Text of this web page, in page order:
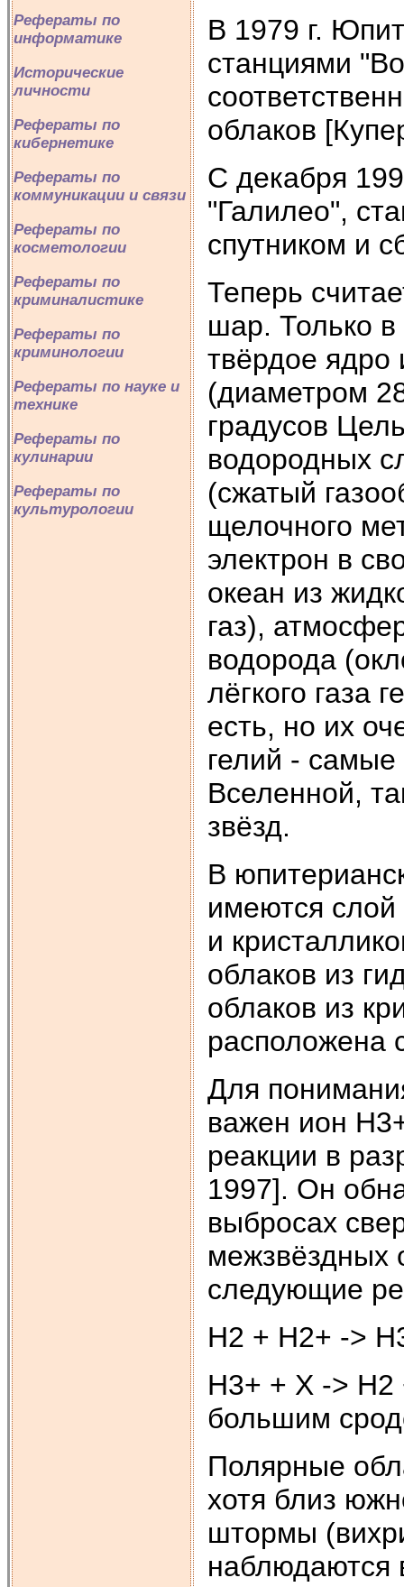
Рефераты по
информатике
Исторические
личности
Рефераты по
кибернетике
Рефераты по
коммуникации и связи
Рефераты по
косметологии
Рефераты по
криминалистике
Рефераты по
криминологии
Рефераты по науке и
технике
Рефераты по
кулинарии
Рефераты по
культурологии
В 1979 г.
станциями
облаков
С декабря
"Галилео",
спутником и
Теперь
шар. Только
твёрдое ядро
(диаметром
градусов
водородных
(сжатый
щелочного
электрон в
океан из
газ),
водорода
лёгкого газа
есть, но их
гелий -
Вселенной,
звёзд.
В
имеются слой
и
облаков из
облаков из
расположена
Для
важен ион
реакции в
1997]. Он
выбросах
межзвёздных
следующие
H2 + H2+ ->
H3+ + X ->
большим
Полярные
хотя близ
штормы
наблюдаются